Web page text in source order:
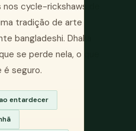
cycle-rickshaws de
tradição de arte
bangladeshi. Dhaka
se perde nela, o que
é seguro.
entardecer